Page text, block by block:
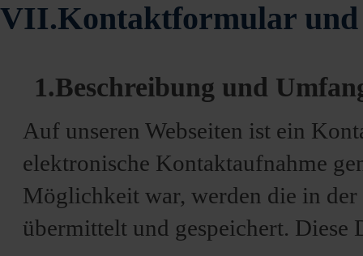
VII.Kontaktformular
1.Beschreibung und
Auf unseren Webseiten ist ein
elektronische Kontaktaufnahme
Möglichkeit war, werden die in der
übermittelt und gespeichert. Diese